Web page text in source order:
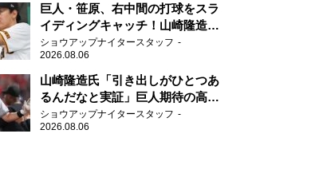
巨人・笹原、右中間の打球をスラ
イディングキャッチ！山崎隆造氏
「一歩でも遅れたら…」
ショウアップナイタースタッフ
2026.08.06
山崎隆造氏「引き出しがひとつあ
るんだなと実証」巨人期待の高卒
2年目が技あり安打
ショウアップナイタースタッフ
2026.08.06